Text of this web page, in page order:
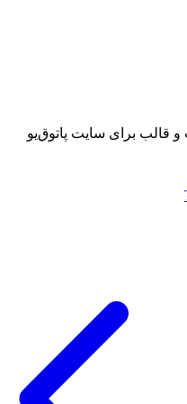
و قالب برای سایت پاتوق‌یو